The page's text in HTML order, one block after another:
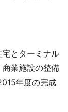
とターミナル
業施設の整備
年度の完成